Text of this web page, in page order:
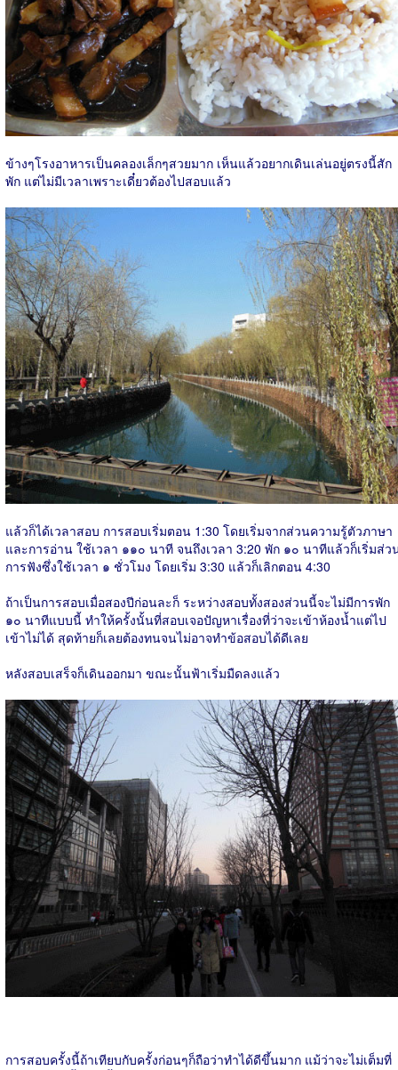
ข้างๆโรงอาหารเป็นคลองเล็กๆสวยมาก เห็นแล้วอยากเดินเล่นอยู่ตรงนี้สัก
พัก แต่ไม่มีเวลาเพราะเดี๋ยวต้องไปสอบแล้ว
แล้วก็ได้เวลาสอบ การสอบเริ่มตอน 1:30 โดยเริ่มจากส่วนความรู้ตัวภาษา
และการอ่าน ใช้เวลา ๑๑๐ นาที จนถึงเวลา 3:20 พัก ๑๐ นาทีแล้วก็เริ่มส่ว
การฟังซึ่งใช้เวลา ๑ ชั่วโมง โดยเริ่ม 3:30 แล้วก็เลิกตอน 4:30
ถ้าเป็นการสอบเมื่อสองปีก่อนละก็ ระหว่างสอบทั้งสองส่วนนี้จะไม่มีการพัก
๑๐ นาทีแบบนี้ ทำให้ครั้งนั้นที่สอบเจอปัญหาเรื่องที่ว่าจะเข้าห้องน้ำแต่ไป
เข้าไม่ได้ สุดท้ายก็เลยต้องทนจนไม่อาจทำข้อสอบได้ดีเลย
หลังสอบเสร็จก็เดินออกมา ขณะนั้นฟ้าเริ่มมืดลงแล้ว
การสอบครั้งนี้ถ้าเทียบกับครั้งก่อนๆก็ถือว่าทำได้ดีขึ้นมาก แม้ว่าจะไม่เต็มที่